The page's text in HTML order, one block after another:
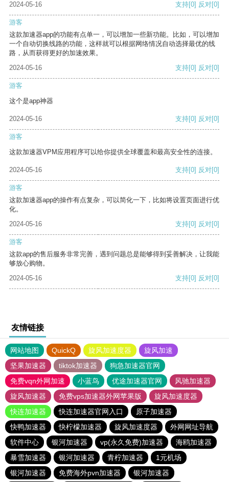
2024-05-16
支持[0] 反对[0]
游客
这款加速器app的功能有点单一，可以增加一些新功能。比如，可以增加
一个自动切换线路的功能，这样就可以根据网络情况自动选择最优的线
路，从而获得更好的加速效果。
2024-05-16
支持[0] 反对[0]
游客
这个是app神器
2024-05-16 支持[0] 反对[0]
游客
这款加速器VPM应用程序可以给你提供全球覆盖和最高安全性的连接。
2024-05-16 支持[0] 反对[0]
游客
这款加速器app的操作有点复杂，可以简化一下，比如将设置页面进行优
化。
2024-05-16
支持[0] 反对[0]
游客
这款app的售后服务非常完善，遇到问题总是能够得到妥善解决，让我能
够放心购物。
2024-05-16
支持[0] 反对[0]
友情链接
网站地图 QuickQ 旋风加速度器
旋风加速
坚果加速器
tiktok加速器
狗急加速器官网
免费vqn外网加速
小蓝鸟 优途加速器官网
风驰加速器
旋风加速器
免费vps加速器外网苹果版
旋风加速度器
快连加速器
快连加速器官网入口
原子加速器
快鸭加速器
快柠檬加速器 旋风加速度器
外网网址导航
软件中心
银河加速器 vp(永久免费)加速器
海鸥加速器
暴雪加速器
银河加速器 青柠加速器
1元机场
银河加速器
免费海外pvn加速器 银河加速器